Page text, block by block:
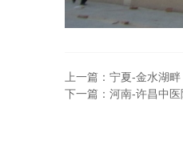
上一篇：宁夏-金水湖畔
下一篇：河南-许昌中